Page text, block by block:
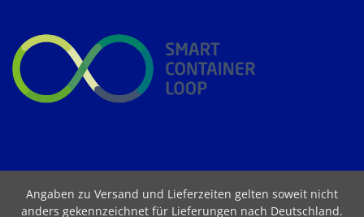
Angaben zu Versand und Lieferzeiten gelten soweit nicht
anders gekennzeichnet für Lieferungen nach Deutschland.